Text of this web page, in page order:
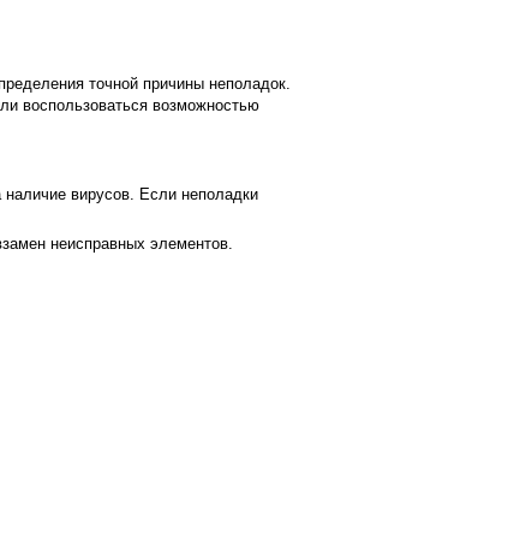
точной причины неполадок.
воспользоваться возможностью
вирусов. Если неполадки
неисправных элементов.